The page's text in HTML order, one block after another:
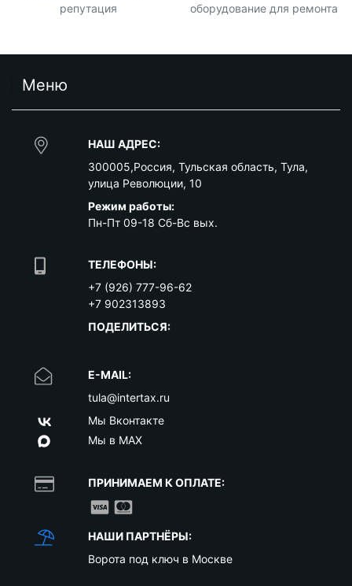
репутация
оборудование для ремонта
Меню
НАШ АДРЕС:
300005,Россия, Тульская область, Тула,
улица Революции, 10
Режим работы:
Пн-Пт 09-18 Сб-Вс вых.
ТЕЛЕФОНЫ:
+7 (926) 777-96-62
+7 902313893
ПОДЕЛИТЬСЯ:
E-MAIL:
tula@intertax.ru
Мы Вконтакте
Мы в MAX
ПРИНИМАЕМ К ОПЛАТЕ:
НАШИ ПАРТНЁРЫ:
Ворота под ключ в Москве